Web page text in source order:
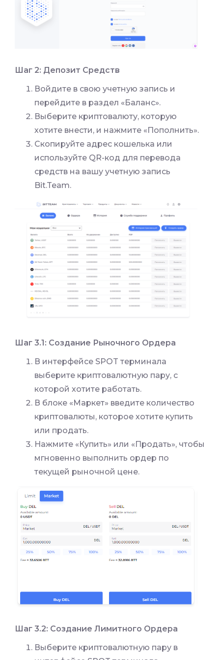
Шаг 2: Депозит Средств
Войдите в свою учетную запись и
перейдите в раздел «Баланс».
Выберите криптовалюту, которую
хотите внести, и нажмите «Пополнить».
Скопируйте адрес кошелька или
используйте QR-код для перевода
средств на вашу учетную запись
Bit.Team.
Шаг 3.1: Создание Рыночного Ордера
В интерфейсе SPOT терминала
выберите криптовалютную пару, с
которой хотите работать.
В блоке «Маркет» введите количество
криптовалюты, которое хотите купить
или продать.
Нажмите «Купить» или «Продать», чтобы
мгновенно выполнить ордер по
текущей рыночной цене.
Шаг 3.2: Создание Лимитного Ордера
Выберите криптовалютную пару в